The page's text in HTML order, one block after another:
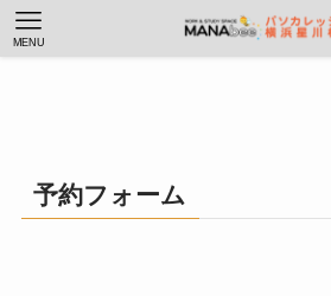
MENU
予約フォーム